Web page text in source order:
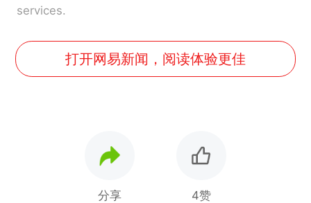
services.
打开网易新闻，阅读体验更佳
分享 4赞